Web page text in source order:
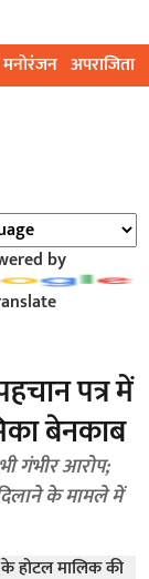
मनोरंजन अपराजिता
by
पत्र में
बेनकाब
गंभीर आरोप;
के मामले में